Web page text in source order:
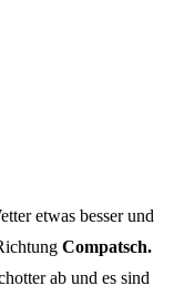
etwas besser und
Compatsch.
ab und es sind